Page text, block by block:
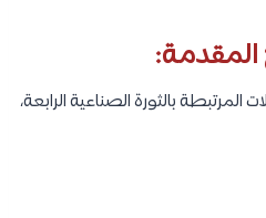
بالثورة الصناعية الرابعة،